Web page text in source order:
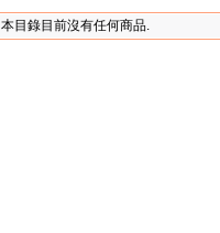
本目錄目前沒有任何商品.